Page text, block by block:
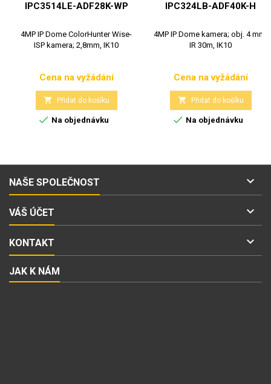
IPC3514LE-ADF28K-WP
4MP IP Dome ColorHunter Wise-
ISP kamera; 2,8mm, IK10
Cena
Cena na vyžádání
 Přidat do košíku
 Na objednávku
IPC324LB-ADF40K-H
4MP IP Dome kamera; obj. 4 mm,
IR 30m, IK10
Cena
Cena na vyžádání
 Přidat do košíku
 Na objednávku
NAŠE SPOLEČNOST 
VÁŠ ÚČET 
KONTAKT 
JAK K NÁM